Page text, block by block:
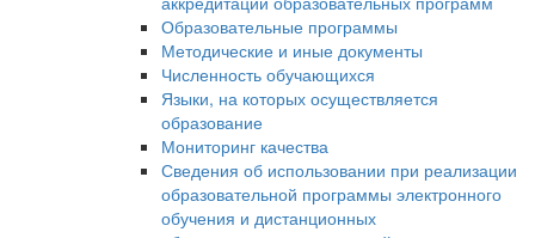
Образовательные программы
Методические и иные документы
Численность обучающихся
Языки, на которых осуществляется
образование
Мониторинг качества
Сведения об использовании при реализации
образовательной программы электронного
обучения и дистанционных